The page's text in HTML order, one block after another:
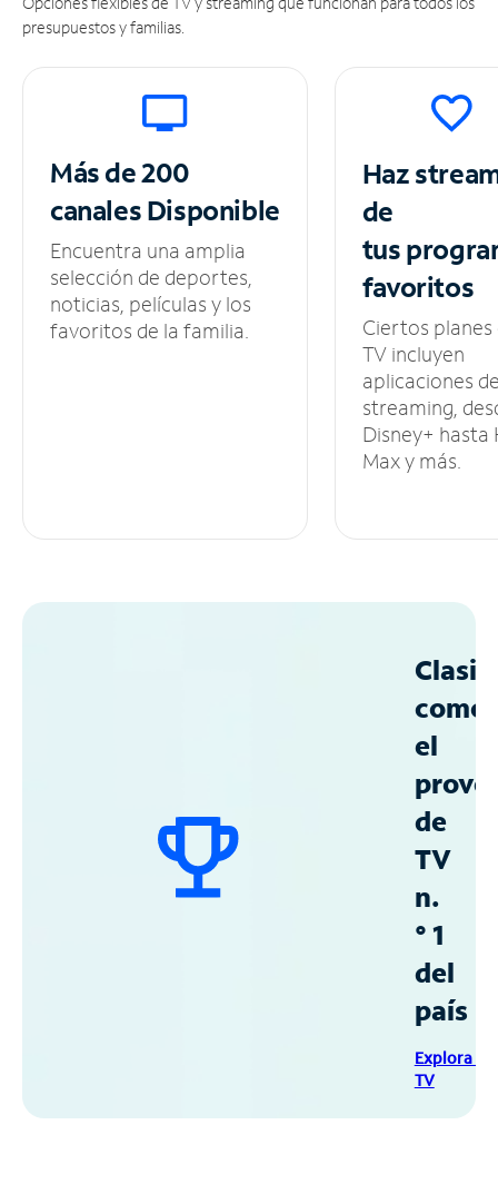
presupuestos y familias.
Más de 200
canalesDisponible
Encuentra una amplia
selección de deportes,
noticias, películas y los
favoritos de la familia.
Haz
de
tus
favoritos
Ciertos planes
TV incluyen
aplicaciones
streaming,
Disney+ hasta
Max y más.
como
el
de
TV
n.
° 1
del
país
Explora
TV